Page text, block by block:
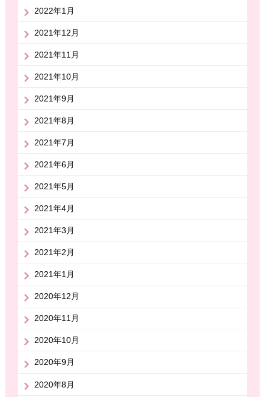
2022年1月
2021年12月
2021年11月
2021年10月
2021年9月
2021年8月
2021年7月
2021年6月
2021年5月
2021年4月
2021年3月
2021年2月
2021年1月
2020年12月
2020年11月
2020年10月
2020年9月
2020年8月